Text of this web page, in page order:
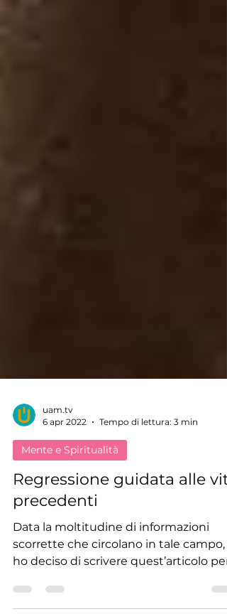
6 apr 2022
Tempo di lettura: 3 min
Regressione guidata alle
precedenti
Data la moltitudine di informazioni
scorrette che circolano in tale campo,